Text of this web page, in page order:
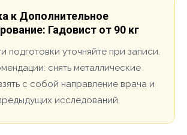
к Дополнительное
Гадовист от 90 кг
подготовки уточняйте при записи.
снять металлические
с собой направление врача и
исследований.